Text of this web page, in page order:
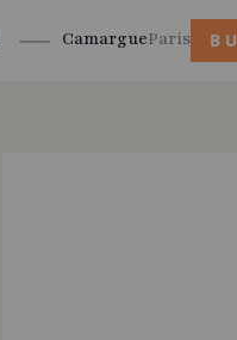
CamargueParis